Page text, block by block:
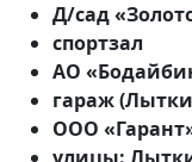
Д/сад
спортзал
АО
гараж
ООО